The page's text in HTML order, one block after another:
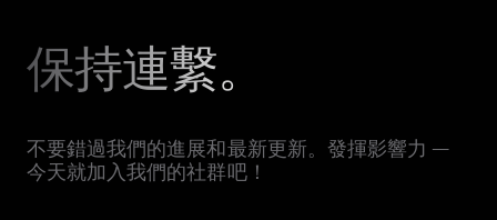
保持連繫。
不要錯過我們的進展和最新更新。發揮影響力 —
今天就加入我們的社群吧！